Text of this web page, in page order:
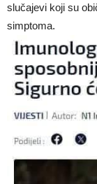
slučajevi koji su
simptoma.